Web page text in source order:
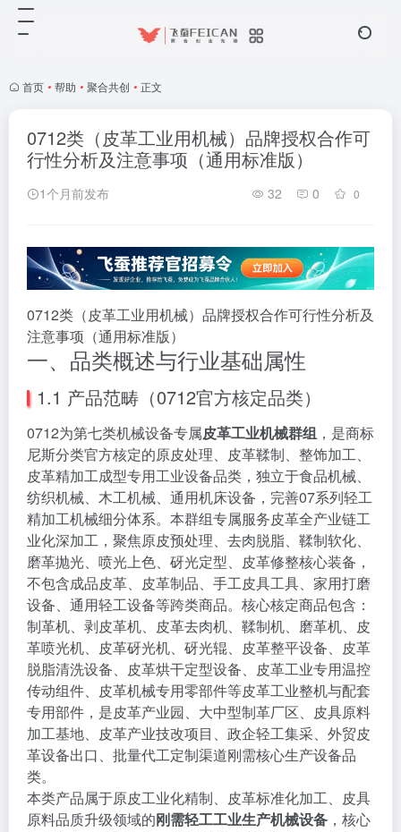
首页 • 帮助 • 聚合共创 • 正文
0712类（皮革工业用机械）品牌授权合作可
行性分析及注意事项（通用标准版）
1个月前发布 32 0 0
0712类（皮革工业用机械）品牌授权合作可行性分析及
注意事项（通用标准版）
一、品类概述与行业基础属性
1.1 产品范畴（0712官方核定品类）
0712为第七类机械设备专属皮革工业机械群组 ，是商标
尼斯分类官方核定的原皮处理、皮革鞣制、整饰加工、
皮革精加工成型专用工业设备品类，独立于食品机械、
纺织机械、木工机械、通用机床设备，完善07系列轻工
精加工机械细分体系。本群组专属服务皮革全产业链工
业化深加工，聚焦原皮预处理、去肉脱脂、鞣制软化、
磨革抛光、喷光上色、砑光定型、皮革修整核心装备，
不包含成品皮革、皮革制品、手工皮具工具、家用打磨
设备、通用轻工设备等跨类商品。核心核定商品包含：
制革机、剥皮革机、皮革去肉机、鞣制机、磨革机、皮
革喷光机、皮革砑光机、砑光辊、皮革整平设备、皮革
脱脂清洗设备、皮革烘干定型设备、皮革工业专用温控
传动组件、皮革机械专用零部件等皮革工业整机与配套
专用部件，是皮革产业园、大中型制革厂区、皮具原料
加工基地、皮革产业技改项目、政企轻工集采、外贸皮
革设备出口、批量代工定制渠道刚需核心生产设备品
类。
本类产品属于原皮工业化精制、皮革标准化加工、皮具
原料品质升级领域的刚需轻工工业生产机械设备 ，核心